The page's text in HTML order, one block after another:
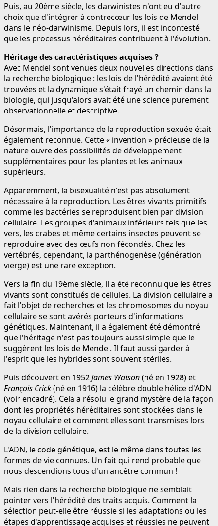
Puis, au 20ème siècle, les darwinistes n'ont eu d'autre
choix que d'intégrer à contrecœur les lois de Mendel
dans le néo-darwinisme. Depuis lors, il est incontesté
que les processus héréditaires contribuent à l'évolution.
Héritage des caractéristiques acquises ?
Avec Mendel sont venues deux nouvelles directions dans
la recherche biologique : les lois de l'hérédité avaient été
trouvées et la dynamique s'était frayé un chemin dans la
biologie, qui jusqu'alors avait été une science purement
observationnelle et descriptive.
Désormais, l'importance de la reproduction sexuée était
également reconnue. Cette « invention » précieuse de la
nature ouvre des possibilités de développement
supplémentaires pour les plantes et les animaux
supérieurs.
Apparemment, la bisexualité n'est pas absolument
nécessaire à la reproduction. Les êtres vivants primitifs
comme les bactéries se reproduisent bien par division
cellulaire. Les groupes d'animaux inférieurs tels que les
vers, les crabes et même certains insectes peuvent se
reproduire avec des œufs non fécondés. Chez les
vertébrés, cependant, la parthénogenèse (génération
vierge) est une rare exception.
Vers la fin du 19ème siècle, il a été reconnu que les êtres
vivants sont constitués de cellules. La division cellulaire a
fait l'objet de recherches et les chromosomes du noyau
cellulaire se sont avérés porteurs d'informations
génétiques. Maintenant, il a également été démontré
que l'héritage n'est pas toujours aussi simple que le
suggèrent les lois de Mendel. Il faut aussi garder à
l'esprit que les hybrides sont souvent stériles.
Puis découvert en 1952James Watson(né en 1928) et
François Crick(né en 1916) la célèbre double hélice d'ADN
(voir encadré). Cela a résolu le grand mystère de la façon
dont les propriétés héréditaires sont stockées dans le
noyau cellulaire et comment elles sont transmises lors
de la division cellulaire.
L'ADN, le code génétique, est le même dans toutes les
formes de vie connues. Un fait qui rend probable que
nous descendions tous d'un ancêtre commun !
Mais rien dans la recherche biologique ne semblait
pointer vers l'hérédité des traits acquis. Comment la
sélection peut-elle être réussie si les adaptations ou les
étapes d'apprentissage acquises et réussies ne peuvent